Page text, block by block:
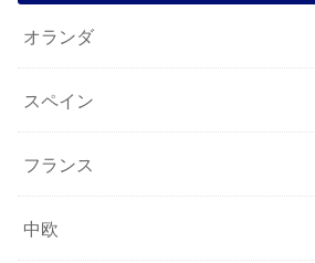
オランダ
スペイン
フランス
中欧